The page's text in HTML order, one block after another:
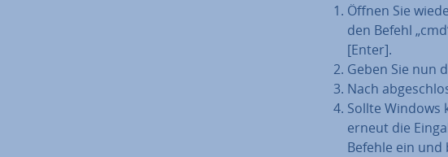
Öffnen Sie
den Befehl
[Enter].
Geben Sie nun
Nach
Sollte Windows
erneut die
Befehle ein und